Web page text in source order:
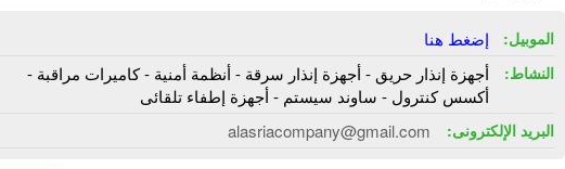
الموبيل: إضغط هنا
النشاط:
أجهزة إنذار حريق - أجهزة إنذار سرقة - أنظمة أمنية - كاميرات مراقبة -
أكسس كنترول - ساوند سيستم - أجهزة إطفاء تلقائى
البريد الإلكترونى: alasriacompany@gmail.com